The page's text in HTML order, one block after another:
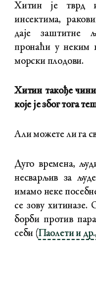
Хитин је тврд
инсектима,
даје заштитне
пронаћи у неким
морски плодови.
Хитин такође чини
које је због тога
Али можете ли га
Дуго времена,
несварљив за
имамо неке
се зову
борби против
себи (Паолети и